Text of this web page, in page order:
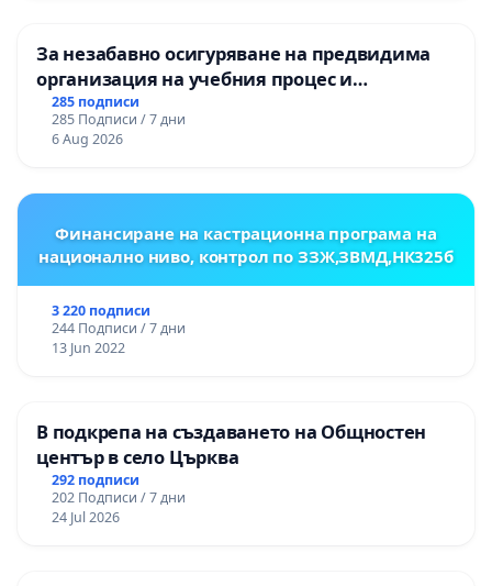
За незабавно осигуряване на предвидима
организация на учебния процес и
гарантиране на правото на равнопоставено
и качествено образование на учениците от
ОУ „Княз Александър I“ и Хуманитарна
285 подписи
285 Подписи / 7 дни
6 Aug 2026
Финансиране на кастрационна програма на
национално ниво, контрол по ЗЗЖ,ЗВМД,НК325б
3 220 подписи
244 Подписи / 7 дни
13 Jun 2022
В подкрепа на създаването на Общностен
център в село Църква
292 подписи
202 Подписи / 7 дни
24 Jul 2026